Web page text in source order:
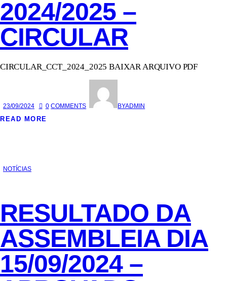
2024/2025 –
CIRCULAR
CIRCULAR_CCT_2024_2025 BAIXAR ARQUIVO PDF
23/09/2024 0 COMMENTS BYADMIN
READ MORE
NOTÍCIAS
RESULTADO DA
ASSEMBLEIA DIA
15/09/2024 –